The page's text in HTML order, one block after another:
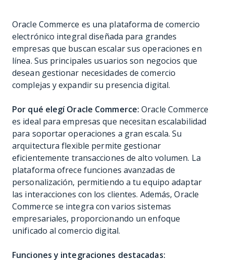
Oracle Commerce es una plataforma de comercio
electrónico integral diseñada para grandes
empresas que buscan escalar sus operaciones en
línea. Sus principales usuarios son negocios que
desean gestionar necesidades de comercio
complejas y expandir su presencia digital.
Por qué elegí Oracle Commerce: Oracle Commerce
es ideal para empresas que necesitan escalabilidad
para soportar operaciones a gran escala. Su
arquitectura flexible permite gestionar
eficientemente transacciones de alto volumen. La
plataforma ofrece funciones avanzadas de
personalización, permitiendo a tu equipo adaptar
las interacciones con los clientes. Además, Oracle
Commerce se integra con varios sistemas
empresariales, proporcionando un enfoque
unificado al comercio digital.
Funciones y integraciones destacadas: